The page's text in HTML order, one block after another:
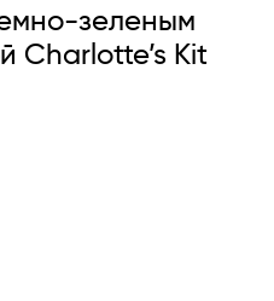
зеленым
Charlotte’s Kit